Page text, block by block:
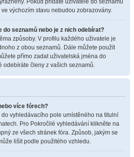
Pokud přidáte uživatele do seznamu
výchozím stavu nebudou zobrazovány.
seznamů nebo je z nich odebírat?
způsoby. V profilu každého uživatele je
z obou seznamů. Dále můžete použít
přímo zadat uživatelská jména do
odebíráte členy z vašich seznamů.
více fórech?
vyhledávacího pole umístěného na titulní
Pro Pokročilé vyhledávání klikněte na
ze všech stránek fóra. Způsob, jakým se
lišit podle použitého vzhledu.